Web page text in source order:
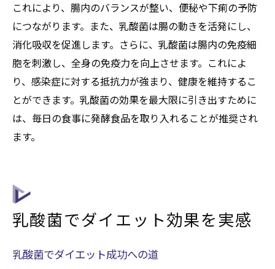
これにより、腸内のバランスが整い、便秘や下痢の予防
につながります。また、乳酸菌は腸の動きを活発にし、
消化吸収を促進します。さらに、乳酸菌は腸内の免疫細
胞を刺激し、全身の免疫力を向上させます。これによ
り、感染症に対する抵抗力が強まり、健康を維持するこ
とができます。乳酸菌の効果を最大限に引き出すために
は、毎日の食事に発酵食品を取り入れることが推奨され
ます。
乳酸菌でダイエット効果を実感
乳酸菌でダイエット成功への道